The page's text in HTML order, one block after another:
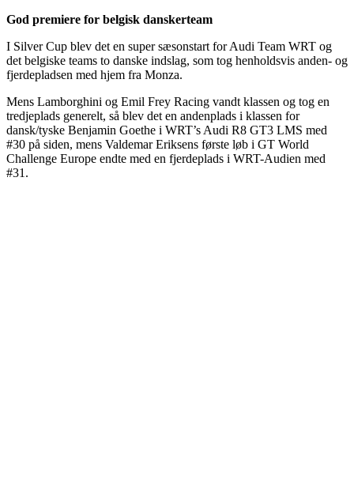
God premiere for belgisk danskerteam
I Silver Cup blev det en super sæsonstart for Audi Team WRT og
det belgiske teams to danske indslag, som tog henholdsvis anden- og
fjerdepladsen med hjem fra Monza.
Mens Lamborghini og Emil Frey Racing vandt klassen og tog en
tredjeplads generelt, så blev det en andenplads i klassen for
dansk/tyske Benjamin Goethe i WRT’s Audi R8 GT3 LMS med
#30 på siden, mens Valdemar Eriksens første løb i GT World
Challenge Europe endte med en fjerdeplads i WRT-Audien med
#31.